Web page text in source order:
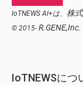
IoTNEWS AI+は、 株
© 2015- R.GENE,Inc.
IoTNEWSにつ